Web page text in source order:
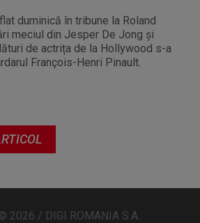
duminică în tribune la Roland
meciul din Jesper De Jong și
de actrița de la Hollywood s-a
François-Henri Pinault.
2026 / DIGI ROMANIA S.A.